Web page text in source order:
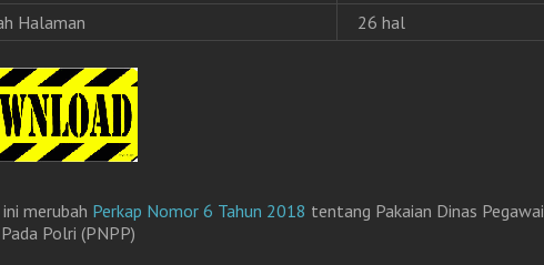
Halaman
26 hal
merubah Perkap Nomor 6 Tahun 2018 tentang Pakaian Dinas Pegawai
Polri (PNPP)